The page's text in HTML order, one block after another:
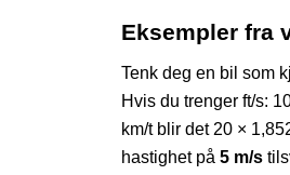
Eksempler fra
Tenk deg en bil som
Hvis du trenger ft/s:
km/t blir det 20 ×
hastighet på 5 m/s